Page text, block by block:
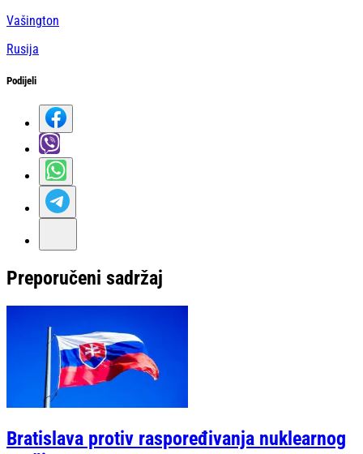
Vašington
Rusija
Podijeli
Preporučeni sadržaj
Bratislava protiv raspoređivanja nuklearnog